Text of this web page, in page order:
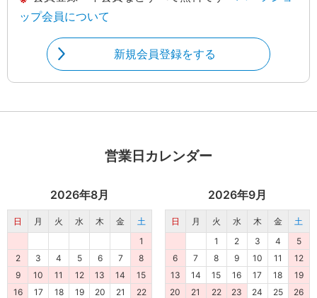
ップ会員について
新規会員登録をする
営業日カレンダー
2026年8月
日 月 火 水 木 金
土
1
2
3 4 5 6 7
8
9
10 11 12 13 14
15
16
17 18 19 20 21
22
2026年9月
日 月 火 水 木 金
土
1
2 3 4
5
6
7 8 9 10 11
12
13
14 15 16 17 18
19
20
21 22 23 24 25
26